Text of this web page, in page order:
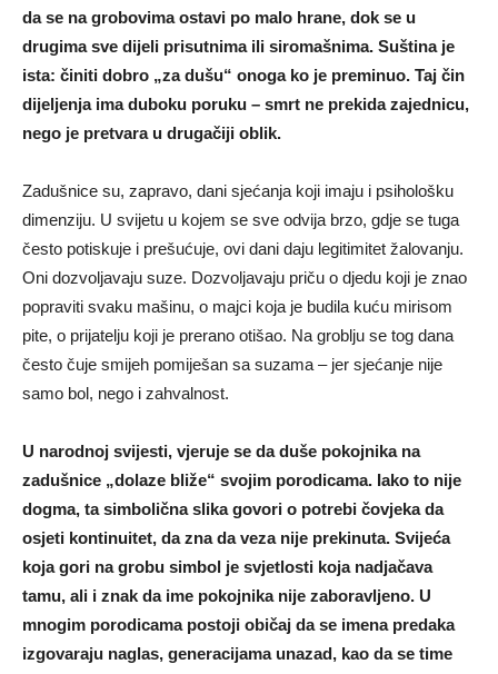
da se na grobovima ostavi po malo hrane, dok se u
drugima sve dijeli prisutnima ili siromašnima. Suština je
ista: činiti dobro „za dušu“ onoga ko je preminuo. Taj čin
dijeljenja ima duboku poruku – smrt ne prekida zajednicu,
nego je pretvara u drugačiji oblik.
Zadušnice su, zapravo, dani sjećanja koji imaju i psihološku
dimenziju. U svijetu u kojem se sve odvija brzo, gdje se tuga
često potiskuje i prešućuje, ovi dani daju legitimitet žalovanju.
Oni dozvoljavaju suze. Dozvoljavaju priču o djedu koji je znao
popraviti svaku mašinu, o majci koja je budila kuću mirisom
pite, o prijatelju koji je prerano otišao. Na groblju se tog dana
često čuje smijeh pomiješan sa suzama – jer sjećanje nije
samo bol, nego i zahvalnost.
U narodnoj svijesti, vjeruje se da duše pokojnika na
zadušnice „dolaze bliže“ svojim porodicama. Iako to nije
dogma, ta simbolična slika govori o potrebi čovjeka da
osjeti kontinuitet, da zna da veza nije prekinuta. Svijeća
koja gori na grobu simbol je svjetlosti koja nadjačava
tamu, ali i znak da ime pokojnika nije zaboravljeno. U
mnogim porodicama postoji običaj da se imena predaka
izgovaraju naglas, generacijama unazad, kao da se time